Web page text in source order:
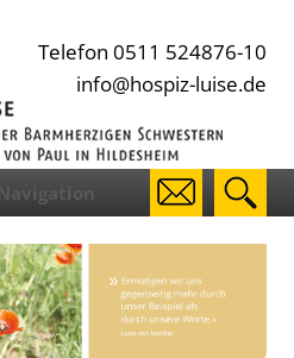
Navigation
Telefon 0511 524876-10
info@hospiz-luise.de